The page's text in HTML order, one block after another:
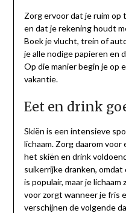
Zorg ervoor dat je ruim op
en dat je rekening houdt
Boek je vlucht, trein of
je alle nodige papieren en
Op die manier begin je op
vakantie.
Eet en drink
Skiën is een intensieve
lichaam. Zorg daarom
het skiën en drink
suikerrijke dranken,
is populair, maar je lichaam
voor zorgt wanneer je fris
verschijnen de volgende